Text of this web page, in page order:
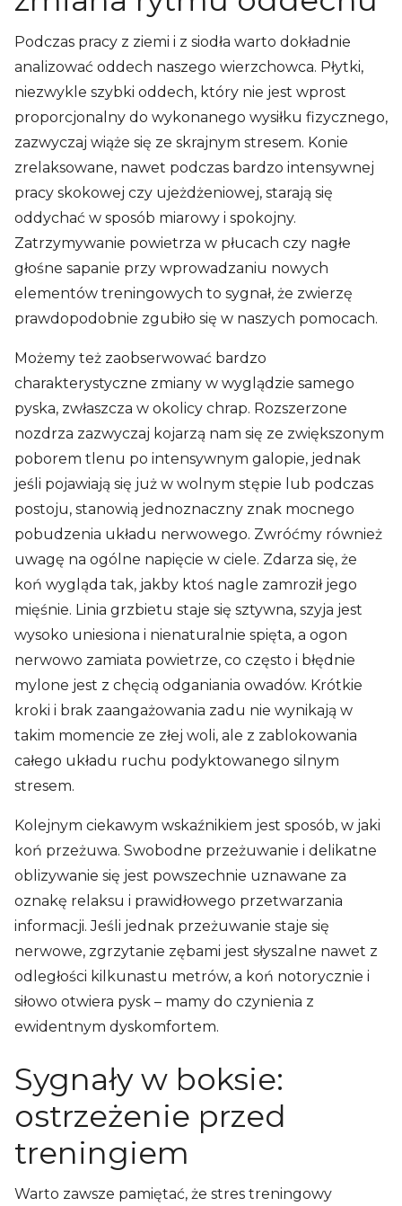
Podczas pracy z ziemi i z siodła warto dokładnie
analizować oddech naszego wierzchowca. Płytki,
niezwykle szybki oddech, który nie jest wprost
proporcjonalny do wykonanego wysiłku fizycznego,
zazwyczaj wiąże się ze skrajnym stresem. Konie
zrelaksowane, nawet podczas bardzo intensywnej
pracy skokowej czy ujeżdżeniowej, starają się
oddychać w sposób miarowy i spokojny.
Zatrzymywanie powietrza w płucach czy nagłe
głośne sapanie przy wprowadzaniu nowych
elementów treningowych to sygnał, że zwierzę
prawdopodobnie zgubiło się w naszych pomocach.
Możemy też zaobserwować bardzo
charakterystyczne zmiany w wyglądzie samego
pyska, zwłaszcza w okolicy chrap. Rozszerzone
nozdrza zazwyczaj kojarzą nam się ze zwiększonym
poborem tlenu po intensywnym galopie, jednak
jeśli pojawiają się już w wolnym stępie lub podczas
postoju, stanowią jednoznaczny znak mocnego
pobudzenia układu nerwowego. Zwróćmy również
uwagę na ogólne napięcie w ciele. Zdarza się, że
koń wygląda tak, jakby ktoś nagle zamroził jego
mięśnie. Linia grzbietu staje się sztywna, szyja jest
wysoko uniesiona i nienaturalnie spięta, a ogon
nerwowo zamiata powietrze, co często i błędnie
mylone jest z chęcią odganiania owadów. Krótkie
kroki i brak zaangażowania zadu nie wynikają w
takim momencie ze złej woli, ale z zablokowania
całego układu ruchu podyktowanego silnym
stresem.
Kolejnym ciekawym wskaźnikiem jest sposób, w jaki
koń przeżuwa. Swobodne przeżuwanie i delikatne
oblizywanie się jest powszechnie uznawane za
oznakę relaksu i prawidłowego przetwarzania
informacji. Jeśli jednak przeżuwanie staje się
nerwowe, zgrzytanie zębami jest słyszalne nawet z
odległości kilkunastu metrów, a koń notorycznie i
siłowo otwiera pysk – mamy do czynienia z
ewidentnym dyskomfortem.
Sygnały w boksie:
ostrzeżenie przed
treningiem
Warto zawsze pamiętać, że stres treningowy